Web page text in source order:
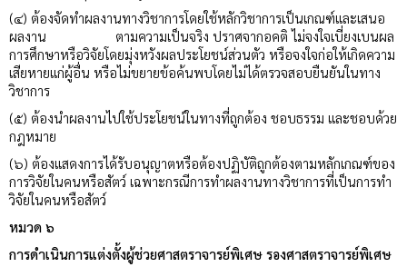
(๔) ต้องจัดทำผลงานทางวิชาการโดยใช้หลักวิชาการเป็นเกณฑ์และเสนอ
ผลงาน ตามความเป็นจริง ปราศจากอคติ ไม่จงใจเบี่ยงเบนผล
การศึกษาหรือวิจัยโดยมุ่งหวังผลประโยชน์ส่วนตัว หรือจงใจก่อให้เกิดความ
เสียหายแก่ผู้อื่น หรือไม่ขยายข้อค้นพบโดยไม่ได้ตรวจสอบยืนยันในทาง
วิชาการ
(๕) ต้องนำผลงานไปใช้ประโยชน์ในทางที่ถูกต้อง ชอบธรรม และชอบด้วย
กฎหมาย
(๖) ต้องแสดงการได้รับอนุญาตหรือต้องปฏิบัติถูกต้องตามหลักเกณฑ์ของ
การวิจัยในคนหรือสัตว์ เฉพาะกรณีการทำผลงานทางวิชาการที่เป็นการทำ
วิจัยในคนหรือสัตว์
หมวด ๖
การดำเนินการแต่งตั้งผู้ช่วยศาสตราจารย์พิเศษ รองศาสตราจารย์พิเศษ